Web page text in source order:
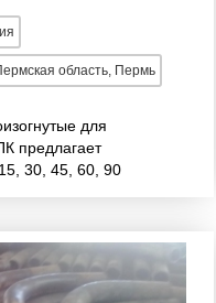
область, Пермь
для
предлагает
30, 45, 60, 90